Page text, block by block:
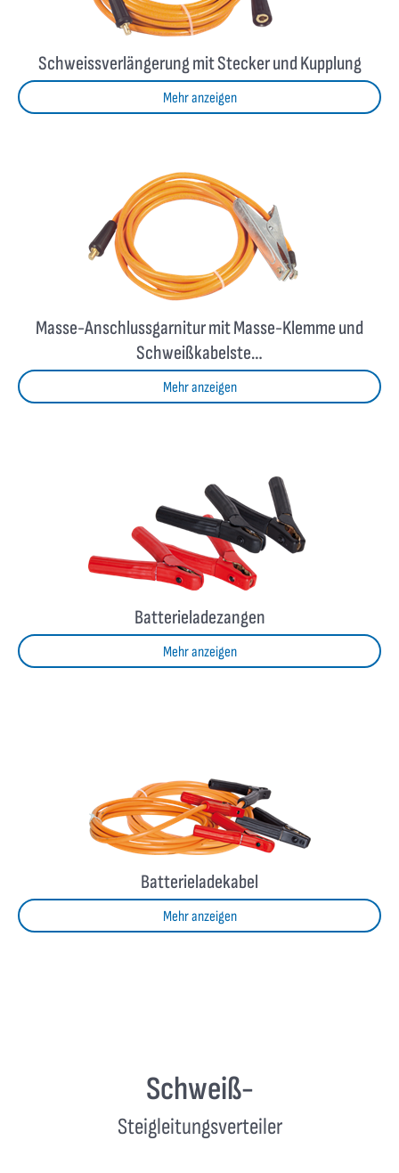
Schweissverlängerung mit Stecker und Kupplung
Mehr anzeigen
Masse-Anschlussgarnitur mit Masse-Klemme und
Schweißkabelste…
Mehr anzeigen
Batterieladezangen
Mehr anzeigen
Batterieladekabel
Mehr anzeigen
Schweiß-
Steigleitungsverteiler